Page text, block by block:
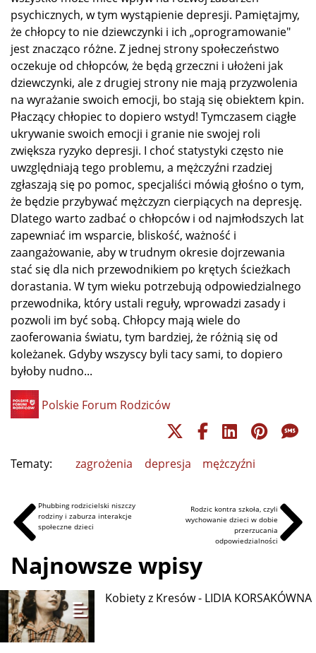
psychicznych, w tym wystąpienie depresji. Pamiętajmy,
że chłopcy to nie dziewczynki i ich „oprogramowanie"
jest znacząco różne. Z jednej strony społeczeństwo
oczekuje od chłopców, że będą grzeczni i ułożeni jak
dziewczynki, ale z drugiej strony nie mają przyzwolenia
na wyrażanie swoich emocji, bo stają się obiektem kpin.
Płaczący chłopiec to dopiero wstyd! Tymczasem ciągłe
ukrywanie swoich emocji i granie nie swojej roli
zwiększa ryzyko depresji. I choć statystyki często nie
uwzględniają tego problemu, a mężczyźni rzadziej
zgłaszają się po pomoc, specjaliści mówią głośno o tym,
że będzie przybywać mężczyzn cierpiących na depresję.
Dlatego warto zadbać o chłopców i od najmłodszych lat
zapewniać im wsparcie, bliskość, ważność i
zaangażowanie, aby w trudnym okresie dojrzewania
stać się dla nich przewodnikiem po krętych ścieżkach
dorastania. W tym wieku potrzebują odpowiedzialnego
przewodnika, który ustali reguły, wprowadzi zasady i
pozwoli im być sobą. Chłopcy mają wiele do
zaoferowania światu, tym bardziej, że różnią się od
koleżanek. Gdyby wszyscy byli tacy sami, to dopiero
byłoby nudno...
Polskie Forum Rodziców
Tematy: zagrożenia depresja mężczyźni
Phubbing rodzicielski niszczy
rodziny i zaburza interakcje
społeczne dzieci
Rodzic kontra szkoła, czyli
wychowanie dzieci w dobie
przerzucania
odpowiedzialności
Najnowsze wpisy
Kobiety z Kresów - LIDIA KORSAKÓWNA